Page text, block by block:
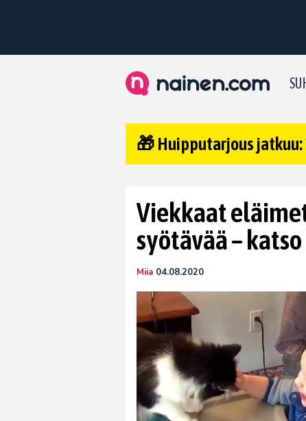
🎁 Huipputarjous
Viekkaat
syötävää –
Miia 04.08.2020